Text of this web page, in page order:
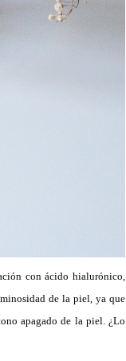
con ácido hialurónico,
de la piel, ya que
apagado de la piel. ¿Lo